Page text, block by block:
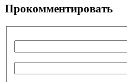
Прокомментировать